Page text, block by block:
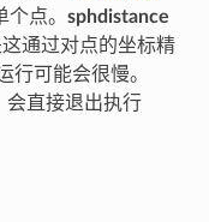
点。 sphdistance
通过对点的坐标精
行可能会很慢。
会直接退出执行